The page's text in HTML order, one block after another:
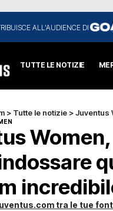
ALL'AUDIENCE DI
TUTTE LE NOTIZIE
> Tutte le notizie >Juventus
tra le tue